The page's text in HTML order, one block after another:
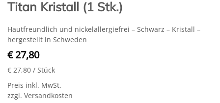
Titan Kristall (1 Stk.)
Hautfreundlich und nickelallergiefrei – Schwarz – Kristall –
hergestellt in Schweden
€ 27,80
€ 27,80 / Stück
Preis inkl. MwSt.
zzgl. Versandkosten